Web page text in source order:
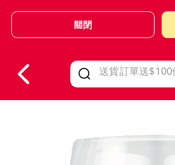
Valid Until 30 June 2026
關閉